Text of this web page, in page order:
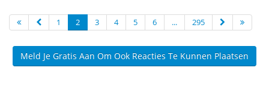
1 2 3 4 5 6 ... 295
Meld Je Gratis Aan Om Ook Reacties Te Kunnen Plaatsen